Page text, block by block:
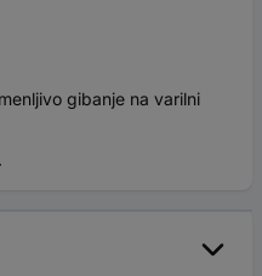
gibanje na varilni